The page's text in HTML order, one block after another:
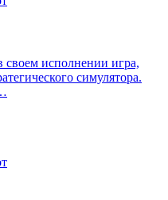
своем исполнении игра,
симулятора.